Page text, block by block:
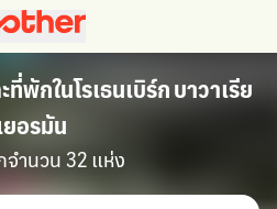
พักในโรเธนเบิร์ก บาวาเรีย
ยอรมัน
ำนวน 32 แห่ง